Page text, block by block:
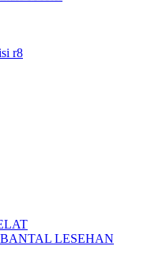
r8
LESEHAN